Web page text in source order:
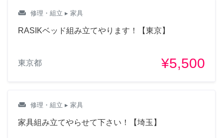
weekend 修理・組立 ▸ 家具
RASIKベッド組み立てやります！【東京】
東京都 ¥5,500
weekend 修理・組立 ▸ 家具
家具組み立てやらせて下さい！【埼玉】